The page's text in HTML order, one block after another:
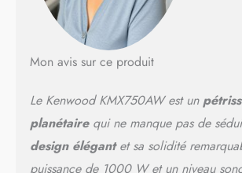
Mon avis sur ce produit
Le Kenwood KMX750AW est un
planétairequi ne manque pas de
design élégantet sa solidité
puissance de 1000 W et un niveau